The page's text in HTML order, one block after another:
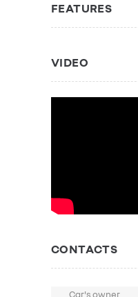
FEATURES
VIDEO
CONTACTS
Car's owner